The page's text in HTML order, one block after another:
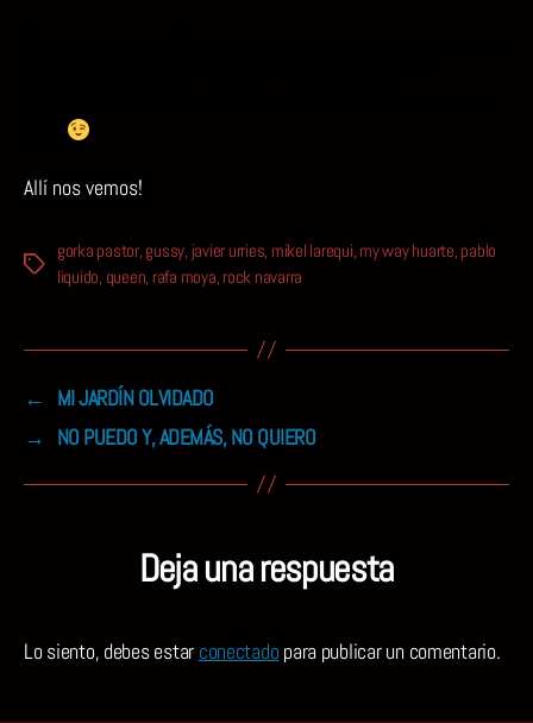
Allí nos vemos!
Etiquetas
gorka pastor, gussy javier urries mikel larequi my way huarte pablo
liquido queen rafa moya rock navarra
←
MI JARDÍN OLVIDADO
→
NO PUEDO Y, ADEMÁS, NO QUIERO
Deja una respuesta
Lo siento, debes estar conectado para publicar un comentario.